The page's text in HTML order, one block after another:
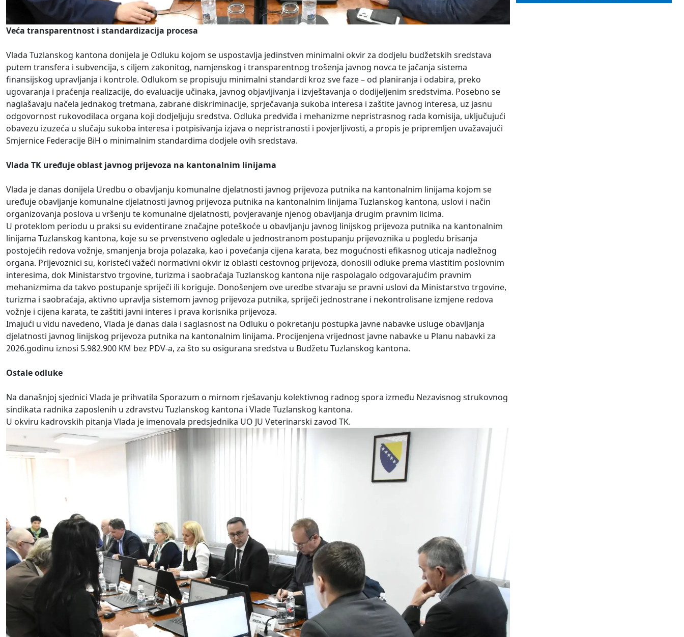
Veća transparentnost i standardizacija procesa
Vlada Tuzlanskog kantona donijela je Odluku kojom se uspostavlja jedinstven minimalni okvir za dodjelu budžetskih sredstava
putem transfera i subvencija, s ciljem zakonitog, namjenskog i transparentnog trošenja javnog novca te jačanja sistema
finansijskog upravljanja i kontrole. Odlukom se propisuju minimalni standardi kroz sve faze – od planiranja i odabira, preko
ugovaranja i praćenja realizacije, do evaluacije učinaka, javnog objavljivanja i izvještavanja o dodijeljenim sredstvima. Posebno se
naglašavaju načela jednakog tretmana, zabrane diskriminacije, sprječavanja sukoba interesa i zaštite javnog interesa, uz jasnu
odgovornost rukovodilaca organa koji dodjeljuju sredstva. Odluka predviđa i mehanizme nepristrasnog rada komisija, uključujući
obavezu izuzeća u slučaju sukoba interesa i potpisivanja izjava o nepristranosti i povjerljivosti, a propis je pripremljen uvažavajući
Smjernice Federacije BiH o minimalnim standardima dodjele ovih sredstava.
Vlada TK uređuje oblast javnog prijevoza na kantonalnim linijama
Vlada je danas donijela Uredbu o obavljanju komunalne djelatnosti javnog prijevoza putnika na kantonalnim linijama kojom se
uređuje obavljanje komunalne djelatnosti javnog prijevoza putnika na kantonalnim linijama Tuzlanskog kantona, uslovi i način
organizovanja poslova u vršenju te komunalne djelatnosti, povjeravanje njenog obavljanja drugim pravnim licima.
U proteklom periodu u praksi su evidentirane značajne poteškoće u obavljanju javnog linijskog prijevoza putnika na kantonalnim
linijama Tuzlanskog kantona, koje su se prvenstveno ogledale u jednostranom postupanju prijevoznika u pogledu brisanja
postojećih redova vožnje, smanjenja broja polazaka, kao i povećanja cijena karata, bez mogućnosti efikasnog uticaja nadležnog
organa. Prijevoznici su, koristeći važeći normativni okvir iz oblasti cestovnog prijevoza, donosili odluke prema vlastitim poslovnim
interesima, dok Ministarstvo trgovine, turizma i saobraćaja Tuzlanskog kantona nije raspolagalo odgovarajućim pravnim
mehanizmima da takvo postupanje spriječi ili koriguje. Donošenjem ove uredbe stvaraju se pravni uslovi da Ministarstvo trgovine,
turizma i saobraćaja, aktivno upravlja sistemom javnog prijevoza putnika, spriječi jednostrane i nekontrolisane izmjene redova
vožnje i cijena karata, te zaštiti javni interes i prava korisnika prijevoza.
Imajući u vidu navedeno, Vlada je danas dala i saglasnost na Odluku o pokretanju postupka javne nabavke usluge obavljanja
djelatnosti javnog linijskog prijevoza putnika na kantonalnim linijama. Procijenjena vrijednost javne nabavke u Planu nabavki za
2026.godinu iznosi 5.982.900 KM bez PDV-a, za što su osigurana sredstva u Budžetu Tuzlanskog kantona.
Ostale odluke
Na današnjoj sjednici Vlada je prihvatila Sporazum o mirnom rješavanju kolektivnog radnog spora između Nezavisnog strukovnog
sindikata radnika zaposlenih u zdravstvu Tuzlanskog kantona i Vlade Tuzlanskog kantona.
U okviru kadrovskih pitanja Vlada je imenovala predsjednika UO JU Veterinarski zavod TK.